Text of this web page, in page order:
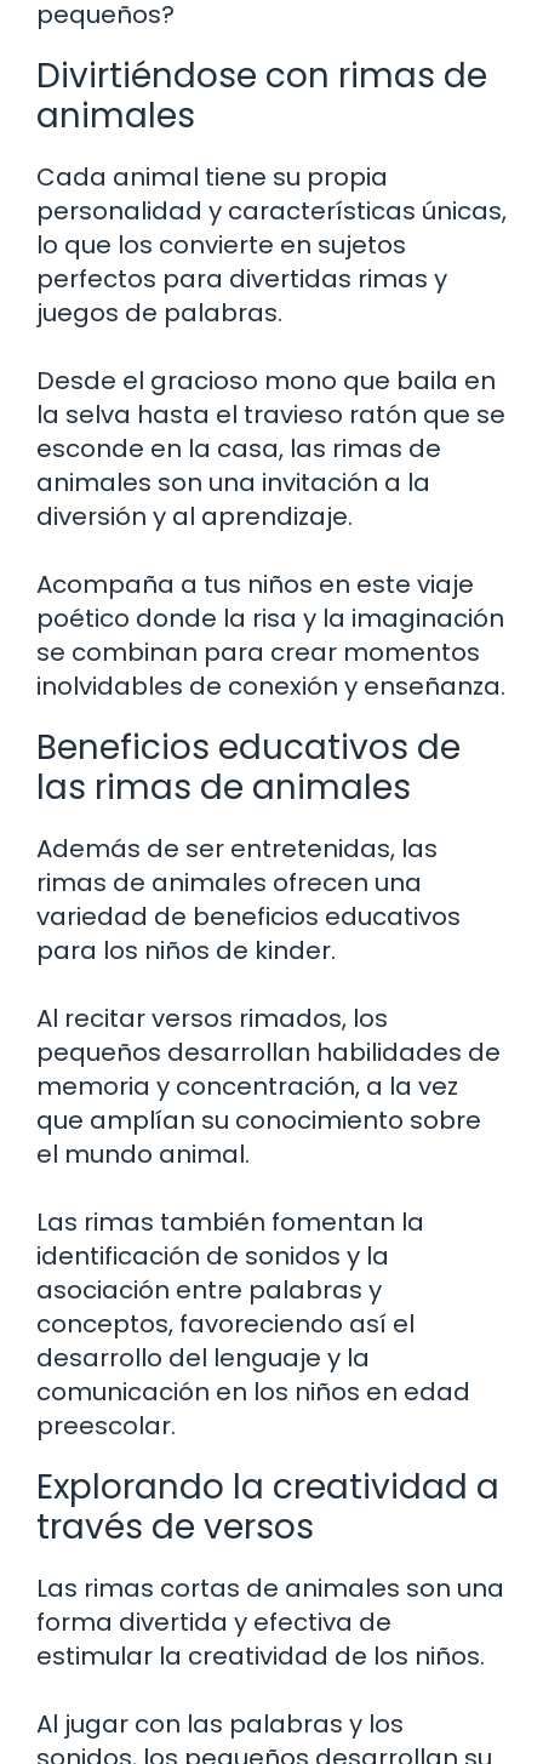
pequeños?
Divirtiéndose con rimas de
animales
Cada animal tiene su propia
personalidad y características únicas,
lo que los convierte en sujetos
perfectos para divertidas rimas y
juegos de palabras.
Desde el gracioso mono que baila en
la selva hasta el travieso ratón que se
esconde en la casa, las rimas de
animales son una invitación a la
diversión y al aprendizaje.
Acompaña a tus niños en este viaje
poético donde la risa y la imaginación
se combinan para crear momentos
inolvidables de conexión y enseñanza.
Beneficios educativos de
las rimas de animales
Además de ser entretenidas, las
rimas de animales ofrecen una
variedad de beneficios educativos
para los niños de kinder.
Al recitar versos rimados, los
pequeños desarrollan habilidades de
memoria y concentración, a la vez
que amplían su conocimiento sobre
el mundo animal.
Las rimas también fomentan la
identificación de sonidos y la
asociación entre palabras y
conceptos, favoreciendo así el
desarrollo del lenguaje y la
comunicación en los niños en edad
preescolar.
Explorando la creatividad a
través de versos
Las rimas cortas de animales son una
forma divertida y efectiva de
estimular la creatividad de los niños.
Al jugar con las palabras y los